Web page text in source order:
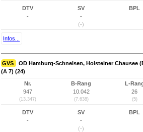
DTV
-
SV
-
(-)
BPL
Infos...
GVS
OD Hamburg-Schnelsen, Holsteiner Chausee
(A 7) (24)
Nr.
947
(13.347)
B-Rang
10.042
(7.638)
L-
26
(5)
DTV
-
SV
-
(-)
BPL